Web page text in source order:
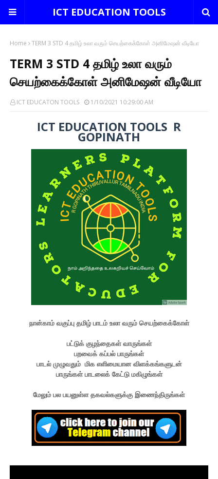
ICT EDUCATION TOOLS
Home TERM 3 STD 4 தமிழ் உலா வரும் செயற்கைக்கோள் அனிமேஷன் வீடியோ
TERM 3 STD 4 தமிழ் உலா வரும்
செயற்கைக்கோள் அனிமேஷன் வீடியோ
ICT EDUCATON TOOLS 1/10/2021 10:29:00 AM
ICT EDUCATION TOOLS R
GOPINATH
நான்காம் வகுப்பு தமிழ் பாடம் உலா வரும் செயற்கைக்கோள்
பட்டுக் குழந்தைகள் வாருங்கள்
பறவைக் கப்பல் பாருங்கள்
பாடல் முழுவதும் மிக எளிமையான விளக்கங்களுடன்
பாருங்கள் பாடலைக் கேட்டு மகிழுங்கள்
மேலும் பல பயனுள்ள தகவல்களுக்கு இணைந்திருங்கள்